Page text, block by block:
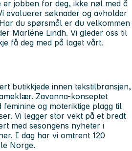
er jobben for deg, ikke nøl med å
evaluerer søknader og avholder
du spørsmål er du velkommen
Marléne Lindh. Vi gleder oss til
få deg med på laget vårt.
butikkjede innen tekstilbransjen,
Zavanna-konseptet
og moteriktige plagg til
Vi legger stor vekt på et bredt
med sesongens nyheter i
I dag har vi omtrent 120
Norge.